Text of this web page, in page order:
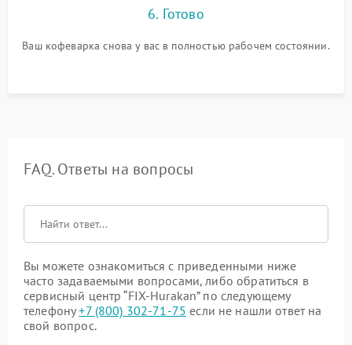
6. Готово
Ваш кофеварка снова у вас в полностью рабочем состоянии.
FAQ. Ответы на вопросы
Вы можете ознакомиться с приведенными ниже
часто задаваемыми вопросами, либо обратиться в
сервисный центр “FIX-Hurakan” по следующему
телефону+7 (800) 302-71-75 если не нашли ответ на
свой вопрос.